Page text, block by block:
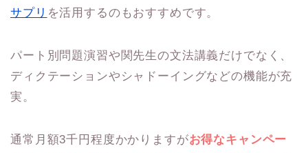
サプリ を活用するのもおすすめです。
パート別問題演習や関先生の文法講義だけでなく、
ディクテーションやシャドーイングなどの機能が充
実。
通常月額3千円程度かかりますがお得なキャンペー